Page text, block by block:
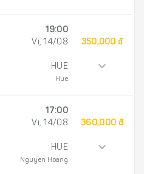
19:00
Vi, 14/08
HUE
Hue
350,000 đ
17:00
Vi, 14/08
HUE
Nguyen Hoang
360,000 đ